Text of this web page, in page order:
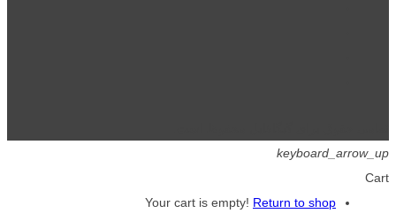
keyboard_arrow_up
Cart
Your cart is empty! Return to shop